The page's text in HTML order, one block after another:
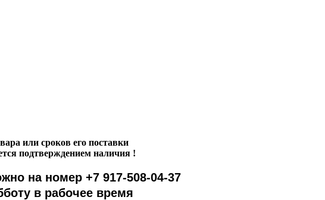
или сроков его поставки
подтверждением наличия !
на номер +7 917-508-04-37
в рабочее время